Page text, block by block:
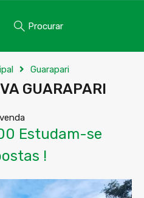
Procurar
Guarapari
GUARAPARI
Estudam-se
!